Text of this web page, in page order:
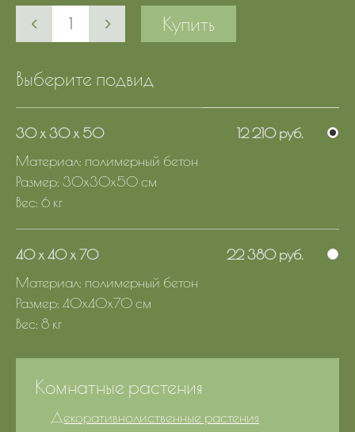
Купить
Выберите подвид
30 x 30 x 50
Материал: полимерный бетон
Размер: 30х30х50 см
Вес: 6 кг
12 210 руб.
40 x 40 x 70
Материал: полимерный бетон
Размер: 40х40х70 см
Вес: 8 кг
22 380 руб.
Комнатные растения
Декоративнолиственные растения